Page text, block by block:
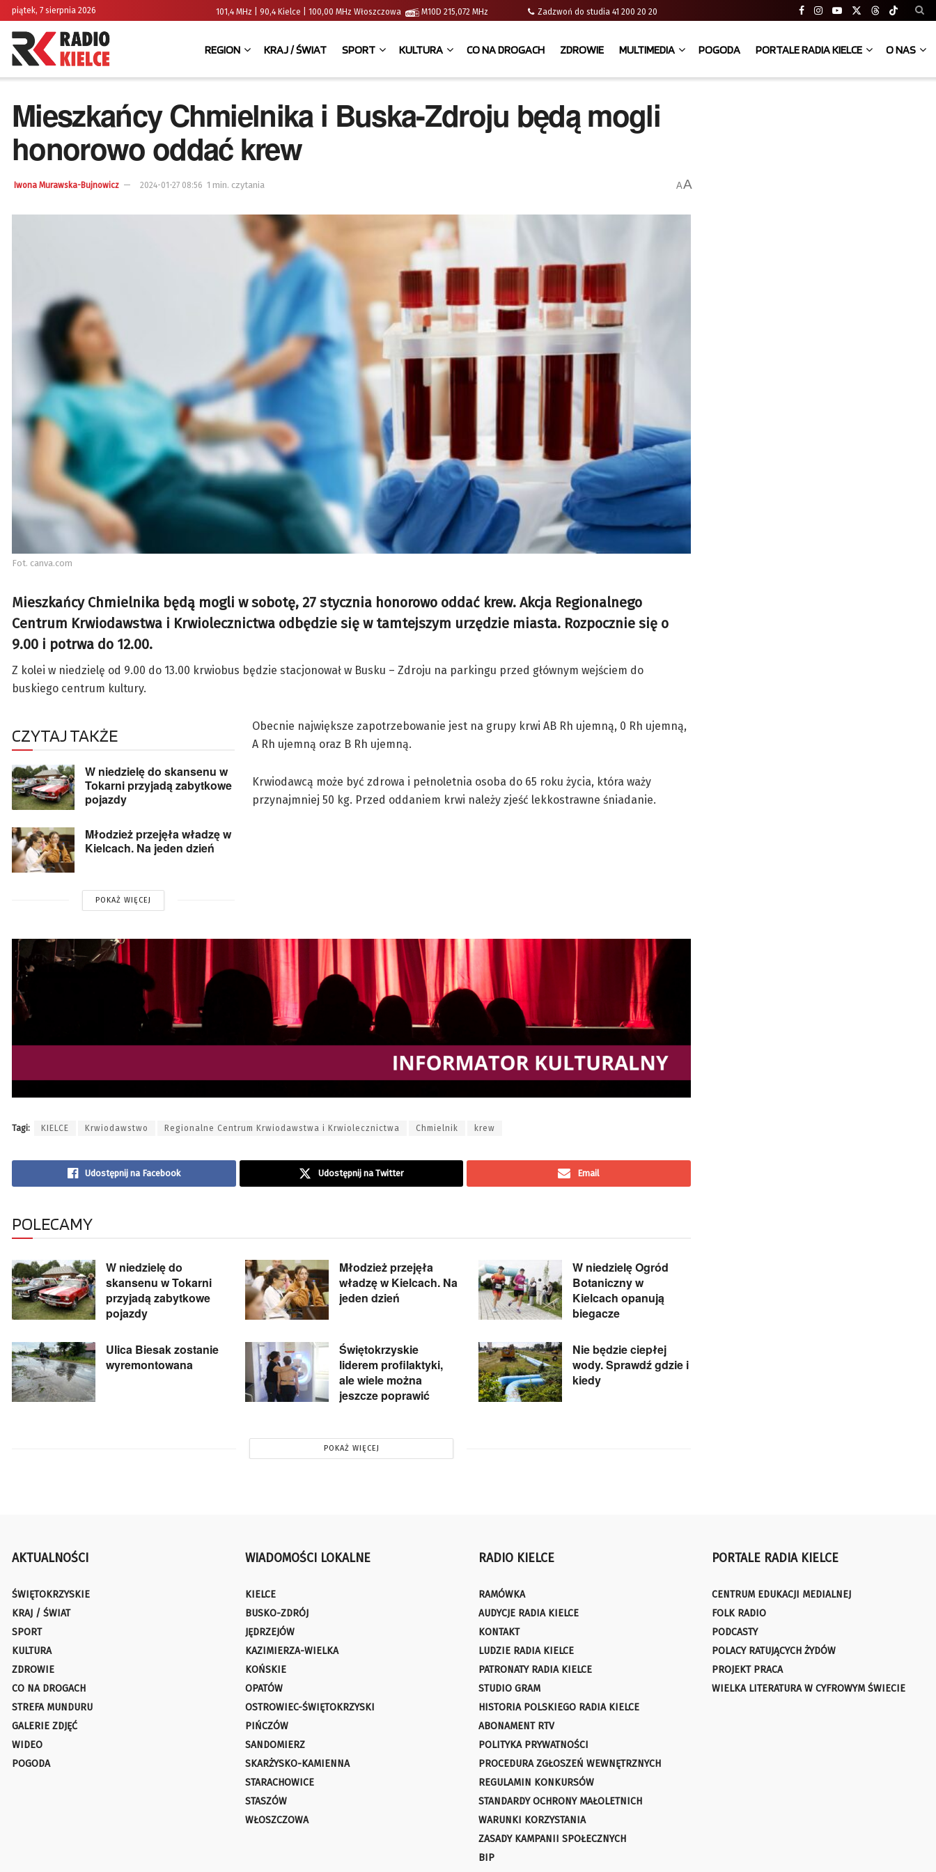
piątek, 7 sierpnia 2026 101,4 MHz | 90,4 Kielce | 100,00 MHz Włoszczowa M10D 215,072 MHz Zadzwoń do studia 41 200 20 20
REGION KRAJ / ŚWIAT SPORT KULTURA CO NA DROGACH ZDROWIE MULTIMEDIA POGODA PORTALE RADIA KIELCE O NAS
Mieszkańcy Chmielnika i Buska-Zdroju będą mogli
honorowo oddać krew
Iwona Murawska-Bujnowicz 2024-01-27 08:56 1 min. czytania AA
Fot. canva.com
Mieszkańcy Chmielnika będą mogli w sobotę, 27 stycznia honorowo oddać krew. Akcja Regionalnego
Centrum Krwiodawstwa i Krwiolecznictwa odbędzie się w tamtejszym urzędzie miasta. Rozpocznie się o
9.00 i potrwa do 12.00.
Z kolei w niedzielę od 9.00 do 13.00 krwiobus będzie stacjonował w Busku – Zdroju na parkingu przed głównym wejściem do
buskiego centrum kultury.
CZYTAJ TAKŻE
W niedzielę do skansenu w
Tokarni przyjadą zabytkowe
pojazdy
Młodzież przejęła władzę w
Kielcach. Na jeden dzień
POKAŻ WIĘCEJ
Obecnie największe zapotrzebowanie jest na grupy krwi AB Rh ujemną, 0 Rh ujemną,
A Rh ujemną oraz B Rh ujemną.
Krwiodawcą może być zdrowa i pełnoletnia osoba do 65 roku życia, która waży
przynajmniej 50 kg. Przed oddaniem krwi należy zjeść lekkostrawne śniadanie.
Tagi: KIELCE Krwiodawstwo Regionalne Centrum Krwiodawstwa i Krwiolecznictwa Chmielnik krew
Udostępnij na Facebook Udostępnij na Twitter Email
POLECAMY
W niedzielę do
skansenu w Tokarni
przyjadą zabytkowe
pojazdy
Młodzież przejęła
władzę w Kielcach. Na
jeden dzień
W niedzielę Ogród
Botaniczny w
Kielcach opanują
biegacze
Ulica Biesak zostanie
wyremontowana
Świętokrzyskie
liderem profilaktyki,
ale wiele można
jeszcze poprawić
Nie będzie ciepłej
wody. Sprawdź gdzie i
kiedy
POKAŻ WIĘCEJ
AKTUALNOŚCI
ŚWIĘTOKRZYSKIE
KRAJ / ŚWIAT
SPORT
KULTURA
ZDROWIE
CO NA DROGACH
STREFA MUNDURU
GALERIE ZDJĘĆ
WIDEO
POGODA
WIADOMOŚCI LOKALNE
KIELCE
BUSKO-ZDRÓJ
JĘDRZEJÓW
KAZIMIERZA-WIELKA
KOŃSKIE
OPATÓW
OSTROWIEC-ŚWIĘTOKRZYSKI
PIŃCZÓW
SANDOMIERZ
SKARŻYSKO-KAMIENNA
STARACHOWICE
STASZÓW
WŁOSZCZOWA
RADIO KIELCE
RAMÓWKA
AUDYCJE RADIA KIELCE
KONTAKT
LUDZIE RADIA KIELCE
PATRONATY RADIA KIELCE
STUDIO GRAM
HISTORIA POLSKIEGO RADIA KIELCE
ABONAMENT RTV
POLITYKA PRYWATNOŚCI
PROCEDURA ZGŁOSZEŃ WEWNĘTRZNYCH
REGULAMIN KONKURSÓW
STANDARDY OCHRONY MAŁOLETNICH
WARUNKI KORZYSTANIA
ZASADY KAMPANII SPOŁECZNYCH
BIP
PORTALE RADIA KIELCE
CENTRUM EDUKACJI MEDIALNEJ
FOLK RADIO
PODCASTY
POLACY RATUJĄCYCH ŻYDÓW
PROJEKT PRACA
WIELKA LITERATURA W CYFROWYM ŚWIECIE